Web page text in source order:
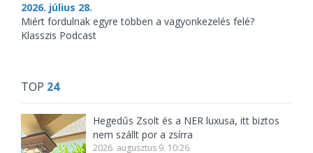
2026. július 28.
Miért fordulnak egyre többen a vagyonkezelés felé?
Klasszis Podcast
TOP 24
Hegedűs Zsolt és a NER luxusa, itt biztos
nem szállt por a zsírra
2026. augusztus 9. 10:26